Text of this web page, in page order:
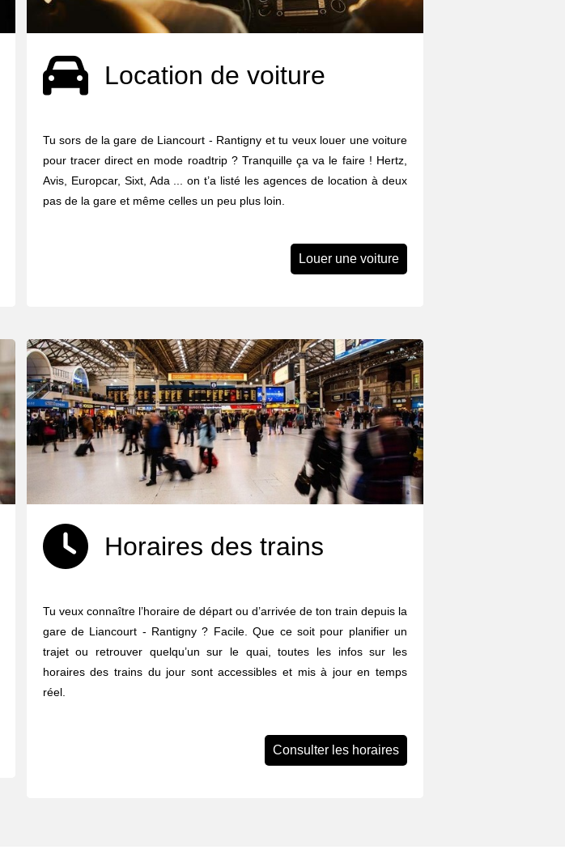
Location de voiture
Tu sors de la gare de Liancourt - Rantigny et tu veux louer une voiture
pour tracer direct en mode roadtrip ? Tranquille ça va le faire ! Hertz,
Avis, Europcar, Sixt, Ada ... on t’a listé les agences de location à deux
pas de la gare et même celles un peu plus loin.
Louer une voiture
Horaires des trains
Tu veux connaître l’horaire de départ ou d’arrivée de ton train depuis la
gare de Liancourt - Rantigny ? Facile. Que ce soit pour planifier un
trajet ou retrouver quelqu’un sur le quai, toutes les infos sur les
horaires des trains du jour sont accessibles et mis à jour en temps
réel.
Consulter les horaires